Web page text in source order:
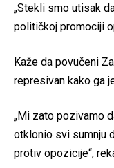
„Stekli smo utisak
političkoj promociji
Kaže da povučeni
represivan kako ga
„Mi zato pozivamo
otklonio svi sumnju
protiv opozicije“,